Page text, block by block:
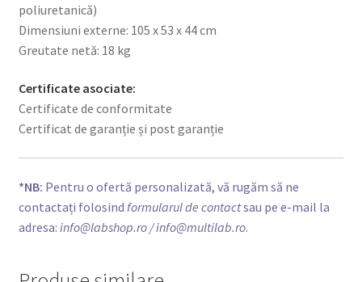
poliuretanică)
Dimensiuni externe: 105 x 53 x 44 cm
Greutate netă: 18 kg
Certificate asociate:
Certificate de conformitate
Certificat de garanție și post garanție
*NB: Pentru o ofertă personalizată, vă rugăm să ne
contactați folosind formularul de contactsau pe e-mail la
adresa: info@labshop.ro/ info@multilab.ro.